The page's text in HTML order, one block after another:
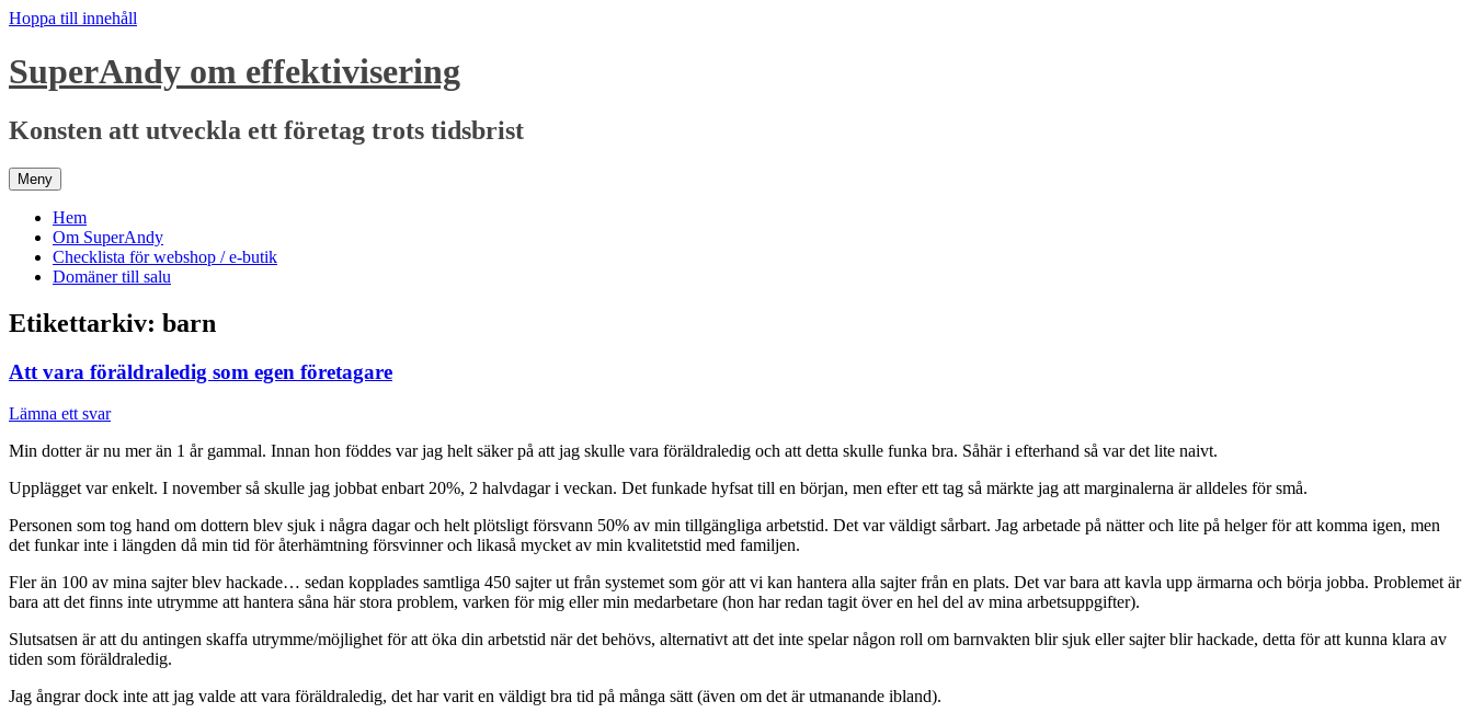
Hoppa till innehåll
SuperAndy om effektivisering
Konsten att utveckla ett företag trots tidsbrist
Meny
Hem
Om SuperAndy
Checklista för webshop / e-butik
Domäner till salu
Etikettarkiv: barn
Att vara föräldraledig som egen företagare
Lämna ett svar
Min dotter är nu mer än 1 år gammal. Innan hon föddes var jag helt säker på att jag skulle vara föräldraledig och att detta skulle funka bra. Såhär i efterhand så var det lite naivt.
Upplägget var enkelt. I november så skulle jag jobbat enbart 20%, 2 halvdagar i veckan. Det funkade hyfsat till en början, men efter ett tag så märkte jag att marginalerna är alldeles för små.
Personen som tog hand om dottern blev sjuk i några dagar och helt plötsligt försvann 50% av min tillgängliga arbetstid. Det var väldigt sårbart. Jag arbetade på nätter och lite på helger för att komma igen, men
det funkar inte i längden då min tid för återhämtning försvinner och likaså mycket av min kvalitetstid med familjen.
Fler än 100 av mina sajter blev hackade… sedan kopplades samtliga 450 sajter ut från systemet som gör att vi kan hantera alla sajter från en plats. Det var bara att kavla upp ärmarna och börja jobba. Problemet är
bara att det finns inte utrymme att hantera såna här stora problem, varken för mig eller min medarbetare (hon har redan tagit över en hel del av mina arbetsuppgifter).
Slutsatsen är att du antingen skaffa utrymme/möjlighet för att öka din arbetstid när det behövs, alternativt att det inte spelar någon roll om barnvakten blir sjuk eller sajter blir hackade, detta för att kunna klara av
tiden som föräldraledig.
Jag ångrar dock inte att jag valde att vara föräldraledig, det har varit en väldigt bra tid på många sätt (även om det är utmanande ibland).